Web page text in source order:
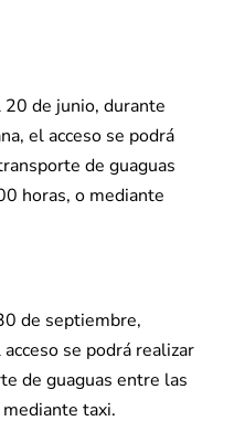
de junio, durante
el acceso se podrá
de guaguas
horas, o mediante
de septiembre,
se podrá realizar
de guaguas entre las
taxi.